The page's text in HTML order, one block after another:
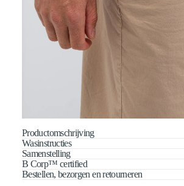
Productomschrijving
Wasinstructies
Samenstelling
B Corp™ certified
Bestellen, bezorgen en retourneren